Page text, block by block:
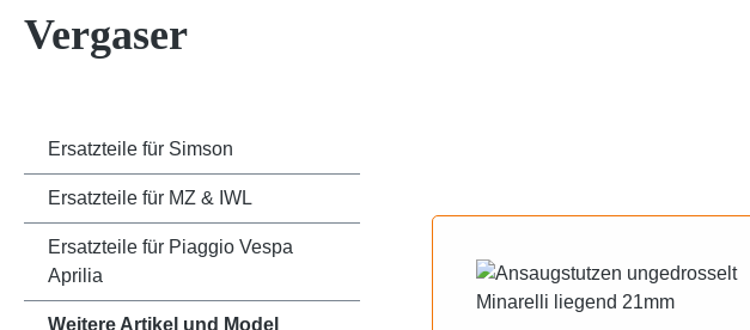
Vergaser
Ersatzteile für Simson
Ersatzteile für MZ & IWL
Ersatzteile für Piaggio Vespa
Aprilia
Weitere Artikel und Model